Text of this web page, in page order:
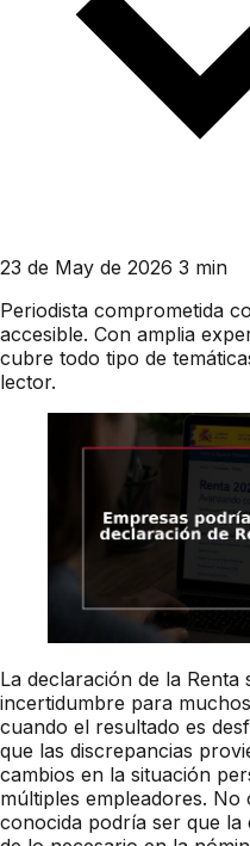
23 de May de 2026 3 min
Periodista comprometida
accesible. Con amplia
cubre todo tipo de
lector.
La declaración de la Renta
incertidumbre para
cuando el resultado es
que las discrepancias
cambios en la situación
múltiples empleadores.
conocida podría ser que la